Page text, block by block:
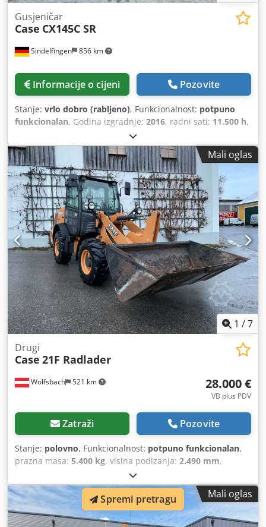
Sindelfingen 856 km
Gusjeničar
Case CX145C SR
Informacije o cijeni Pozovite
Stanje: vrlo dobro (rabljeno), Funkcionalnost: potpuno
funkcionalan, Godina izgradnje: 2016, radni sati: 11.500 h,
Mali oglas
1 /7
Wolfsbach 521 km
Drugi
Case 21F Radlader
28.000 €
VB plus PDV
Zatraži Pozovite
Stanje: polovno, Funkcionalnost: potpuno funkcionalan,
prazna masa: 5.400 kg, visina podizanja: 2.490 mm,
, radni sati:
5.550 mm, građevinska visina:2.500 mm, vrsta pogona:
Diesel Motor, širina gradnje:1.950 mm, Mali oglas
Spremi pretragu